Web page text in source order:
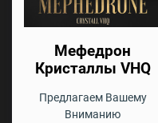
Мефедрон
Кристаллы VHQ
Предлагаем Вашему
Вниманию